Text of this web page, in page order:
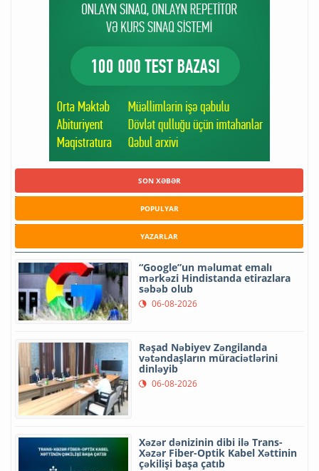
SON XƏBƏR
POPULYAR
YAZARLAR
“Google”un məlumat emalı
mərkəzi Hindistanda etirazlara
səbəb olub
06-08-2026
Rəşad Nəbiyev Zəngilanda
vətəndaşların müraciətlərini
dinləyib
06-08-2026
Xəzər dənizinin dibi ilə Trans-
Xəzər Fiber-Optik Kabel Xəttinin
çəkilişi başa çatıb